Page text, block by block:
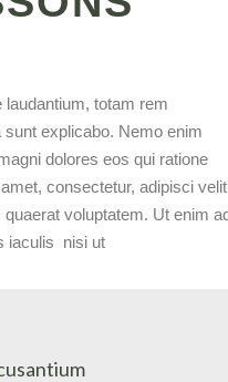
totam rem
explicabo. Nemo enim
dolores eos qui ratione
consectetur, adipisci
voluptatem. Ut enim
iaculis nisi ut